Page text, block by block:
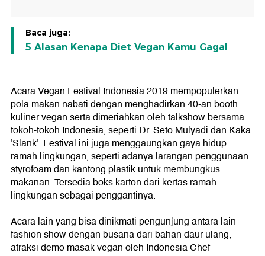
Baca juga:
5 Alasan Kenapa Diet Vegan Kamu Gagal
Acara Vegan Festival Indonesia 2019 mempopulerkan
pola makan nabati dengan menghadirkan 40-an booth
kuliner vegan serta dimeriahkan oleh talkshow bersama
tokoh-tokoh Indonesia, seperti Dr. Seto Mulyadi dan Kaka
'Slank'. Festival ini juga menggaungkan gaya hidup
ramah lingkungan, seperti adanya larangan penggunaan
styrofoam dan kantong plastik untuk membungkus
makanan. Tersedia boks karton dari kertas ramah
lingkungan sebagai penggantinya.
Acara lain yang bisa dinikmati pengunjung antara lain
fashion show dengan busana dari bahan daur ulang,
atraksi demo masak vegan oleh Indonesia Chef